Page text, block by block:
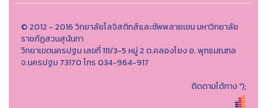
© 2012 - 2016 วิทยาลัยโลจิสติกส์และซัพพลายเชน มหาวิทยาลัย
ราชภัฏสวนสุนันทา
วิทยาเขตนครปฐม เลขที่ 111/3-5 หมู่ 2 ต.คลองโยง อ. พุทธมณฑล
จ.นครปฐม 73170 โทร 034-964-917
ติดตามได้ทาง");